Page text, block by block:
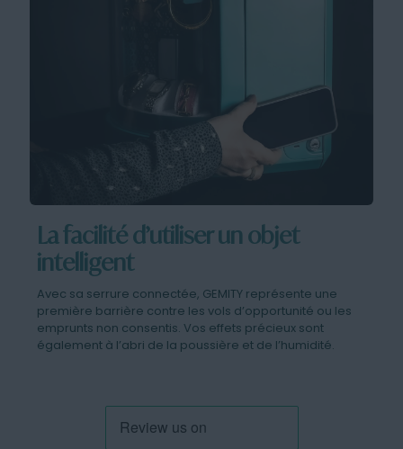
La facilité d’utiliser un objet
intelligent
Avec sa serrure connectée, GEMITY représente une
première barrière contre les vols d’opportunité ou les
emprunts non consentis. Vos effets précieux sont
également à l’abri de la poussière et de l’humidité.